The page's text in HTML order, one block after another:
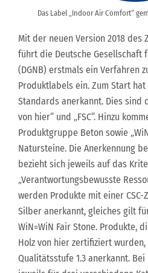
Das Label „Indoor Air Comfort“
Mit der neuen Version 2018 des
führt die Deutsche Gesellschaft
(DGNB) erstmals ein Verfahren
Produktlabels ein. Zum Start hat
Standards anerkannt. Dies sind
von hier“ und „FSC“. Hinzu
Produktgruppe Beton sowie
Natursteine. Die Anerkennung
bezieht sich jeweils auf das
„Verantwortungsbewusste
werden Produkte mit einer
Silber anerkannt, gleiches gilt
WiN=WiN Fair Stone. Produkte,
Holz von hier zertifiziert
Qualitätsstufe 1.3 anerkannt. Bei